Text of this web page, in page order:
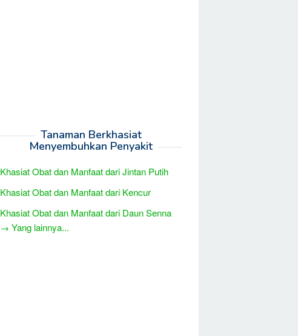
Tanaman Berkhasiat
Menyembuhkan Penyakit
Khasiat Obat dan Manfaat dari Jintan Putih
Khasiat Obat dan Manfaat dari Kencur
Khasiat Obat dan Manfaat dari Daun Senna
→ Yang lainnya...